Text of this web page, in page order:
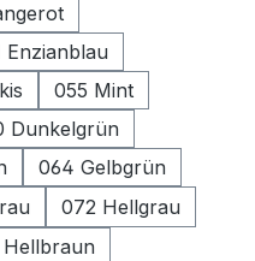
Enzianblau
055 Mint
Dunkelgrün
064 Gelbgrün
072 Hellgrau
Hellbraun